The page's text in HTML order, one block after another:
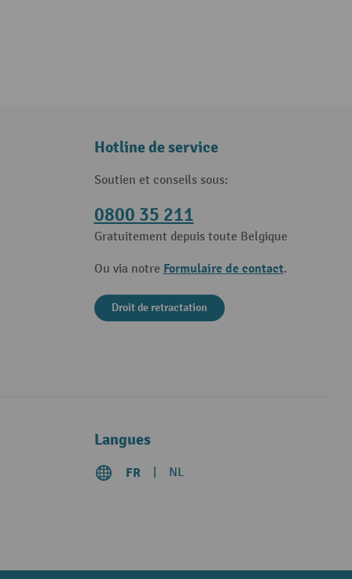
Hotline de service
Soutien et conseils sous:
0800 35 211
Gratuitement depuis toute Belgique
Ou via notre Formulaire de contact.
Droit de retractation
Langues
FR NL